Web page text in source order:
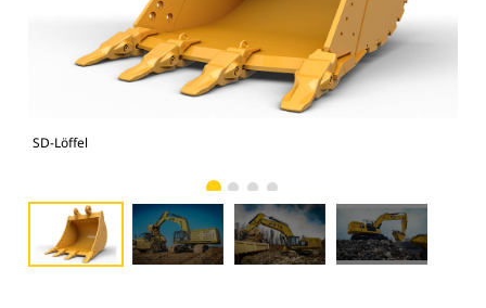
SD-Löffel